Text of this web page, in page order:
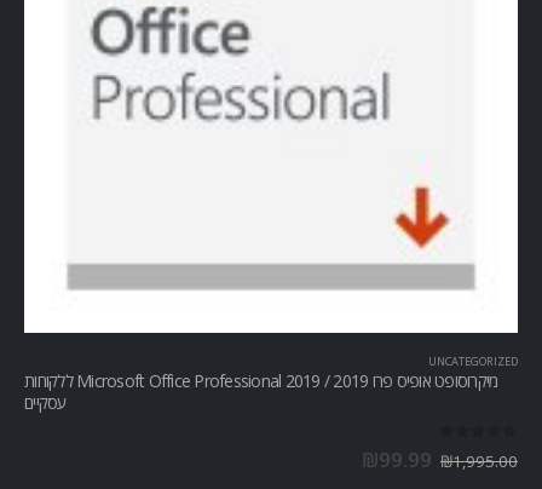
UNCATEGORIZED
מיקרוסופט אופיס פרו Microsoft Office Professional 2019 / 2019 ללקוחות
עסקיים
₪1,995.00
₪99.99